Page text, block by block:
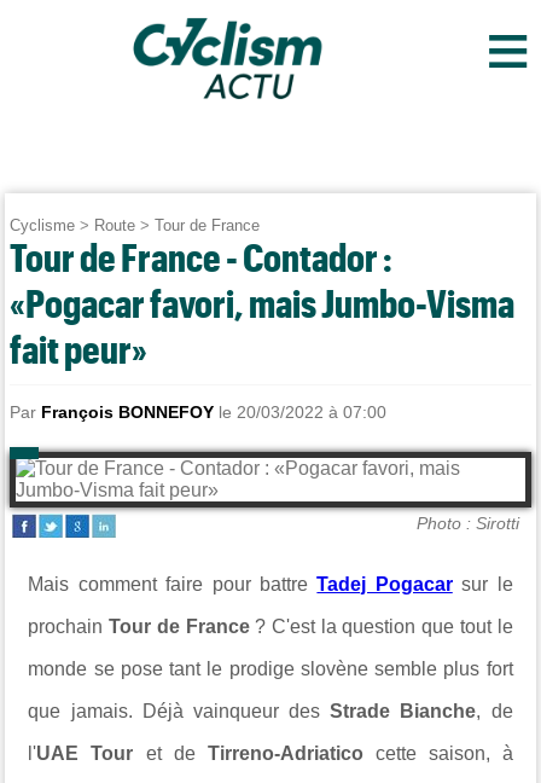
≡
Cyclisme > Route >Tour de France
Tour de France - Contador :
«Pogacar favori, mais Jumbo-Visma
fait peur»
Par François BONNEFOY le 20/03/2022 à 07:00
Photo : Sirotti
Mais comment faire pour battreTadej Pogacarsur le
prochainTour de France? C'est la question que tout le
monde se pose tant le prodige slovène semble plus fort
que jamais. Déjà vainqueur desStrade Bianche, de
l'UAE Tour et de Tirreno-Adriatico cette saison, à